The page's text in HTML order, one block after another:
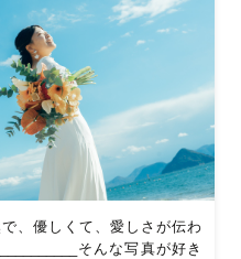
で、優しくて、愛しさが伝わ
そんな写真が好き